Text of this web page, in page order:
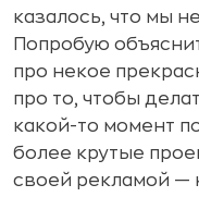
казалось, что мы
Попробую
про некое
про то, чтобы
какой-то момент
более крутые
своей рекламой —